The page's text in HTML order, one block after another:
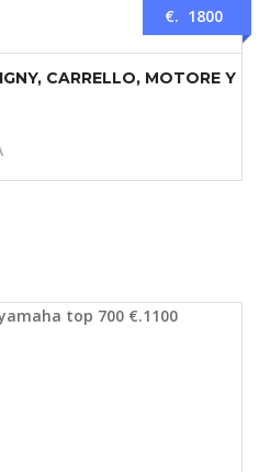
€. 1800
CARRELLO, MOTORE Y